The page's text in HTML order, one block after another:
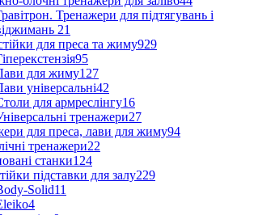
Тренажери для підтягувань і
21
для преса та жиму929
95
для жиму127
універсальні42
для армреслінгу16
тренажери27
для преса, лави для жиму94
тренажери22
станки124
підставки для залу229
Solid11
4